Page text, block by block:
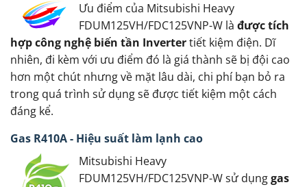
Ưu điểm của Mitsubishi Heavy
FDUM125VH/FDC125VNP-W là được tích
hợp công nghệ biến tần Invertertiết kiệm điện. Dĩ
nhiên, đi kèm với ưu điểm đó là giá thành sẽ bị đội cao
hơn một chút nhưng về mặt lâu dài, chi phí bạn bỏ ra
trong quá trình sử dụng sẽ được tiết kiệm một cách
đáng kể.
Gas R410A - Hiệu suất làm lạnh cao
Mitsubishi Heavy
FDUM125VH/FDC125VNP-W sử dụnggas